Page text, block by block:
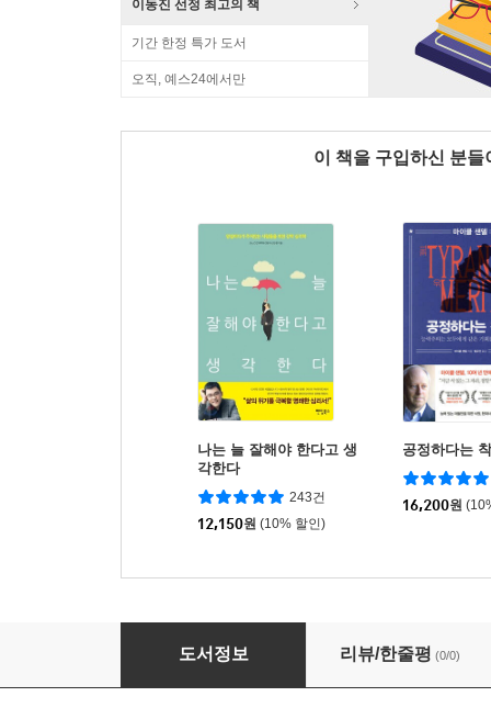
이동진 선정 최고의 책
기간 한정 특가 도서
오직, 예스24에서만
이 책을 구입하신 분
나는 늘 잘해야 한다고 생
각한다
243건
12,150원 (10% 할인)
공정하다는
16,200원
불안하니까 사람이다
도서정보 리뷰/한줄평 (0/0)